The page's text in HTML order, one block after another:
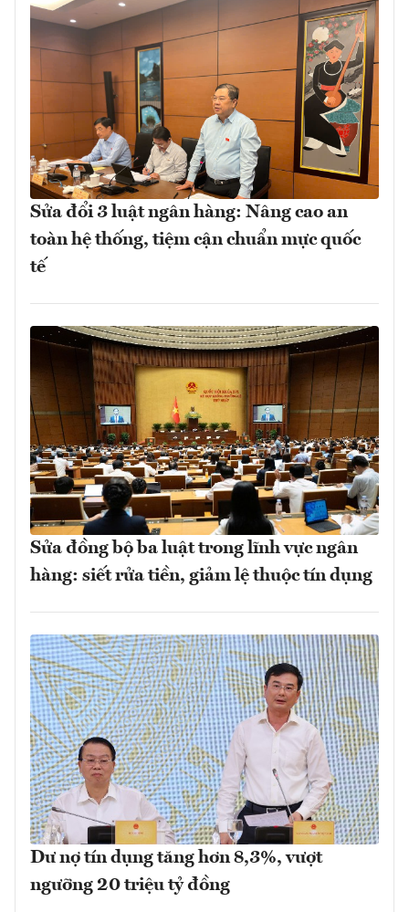
Sửa đổi 3 luật ngân hàng: Nâng cao an
toàn hệ thống, tiệm cận chuẩn mực quốc
tế
Sửa đồng bộ ba luật trong lĩnh vực ngân
hàng: siết rửa tiền, giảm lệ thuộc tín dụng
Dư nợ tín dụng tăng hơn 8,3%, vượt
ngưỡng 20 triệu tỷ đồng